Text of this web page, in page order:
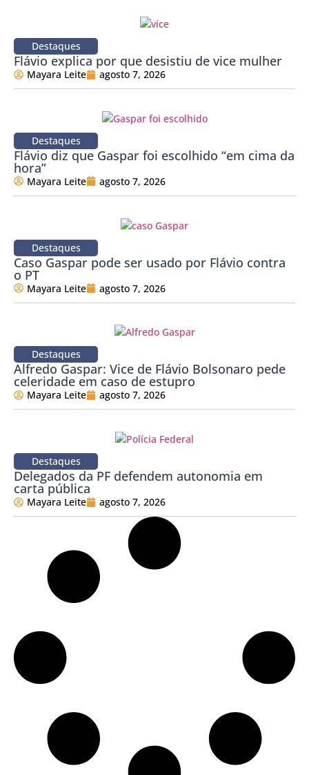
Destaques
Flávio explica por que desistiu de vice mulher
Mayara Leite agosto 7, 2026
Destaques
Flávio diz que Gaspar foi escolhido “em cima da
hora”
Mayara Leite agosto 7, 2026
Destaques
Caso Gaspar pode ser usado por Flávio contra
o PT
Mayara Leite agosto 7, 2026
Destaques
Alfredo Gaspar: Vice de Flávio Bolsonaro pede
celeridade em caso de estupro
Mayara Leite agosto 7, 2026
Destaques
Delegados da PF defendem autonomia em
carta pública
Mayara Leite agosto 7, 2026